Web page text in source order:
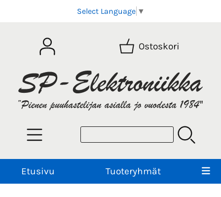
Select Language ▼
Ostoskori
Etusivu Tuoteryhmät